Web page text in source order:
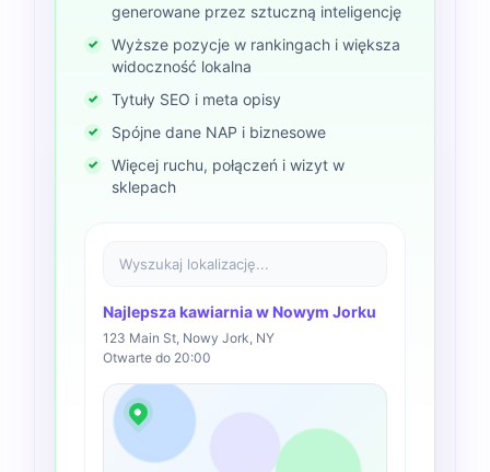
generowane przez sztuczną inteligencję
Wyższe pozycje w rankingach i większa
widoczność lokalna
Tytuły SEO i meta opisy
Spójne dane NAP i biznesowe
Więcej ruchu, połączeń i wizyt w
sklepach
Wyszukaj lokalizację...
Najlepsza kawiarnia w Nowym Jorku
123 Main St, Nowy Jork, NY
Otwarte do 20:00